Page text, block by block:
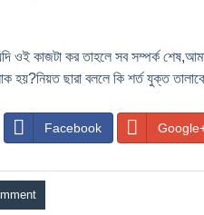
ওই কাজটা কর তাহলে সব সম্পর্ক
হয়?নিয়ত ছারা বললে কি শর্ত যুক্ত
Facebook